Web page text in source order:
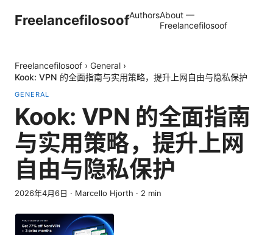
FreelancefilosoofAuthorsAbout —
Freelancefilosoof
Freelancefilosoof › General ›
Kook: VPN 的全面指南与实用策略，提升上网自由与隐私保护
GENERAL
Kook: VPN 的全面指南
与实用策略，提升上网
自由与隐私保护
2026年4月6日 · Marcello Hjorth · 2 min